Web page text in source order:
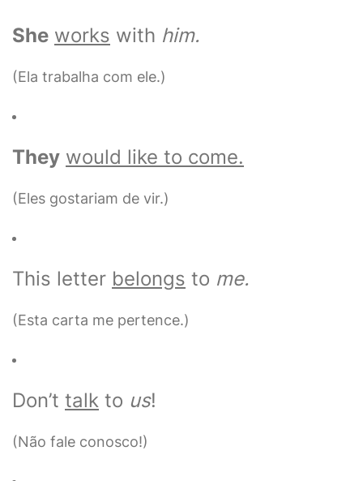
She works with him.
(Ela trabalha com ele.)
They would like to come.
(Eles gostariam de vir.)
This letter belongs to me.
(Esta carta me pertence.)
Don’t talk to us!
(Não fale conosco!)